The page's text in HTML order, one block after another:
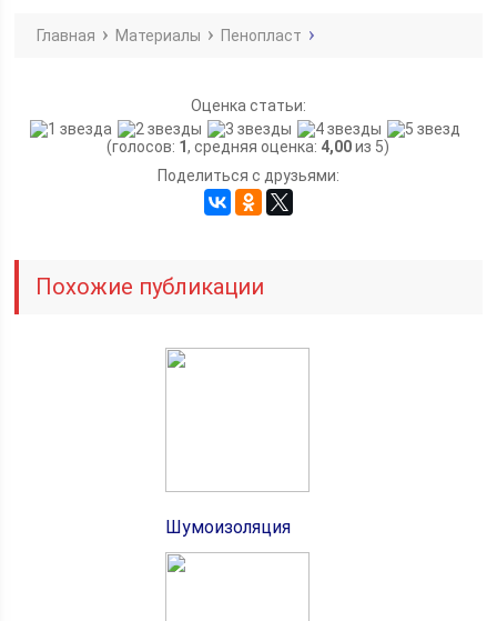
Главная Материалы Пенопласт
Оценка статьи:
(голосов: 1, средняя оценка: 4,00из 5)
Поделиться с друзьями:
Похожие публикации
Шумоизоляция